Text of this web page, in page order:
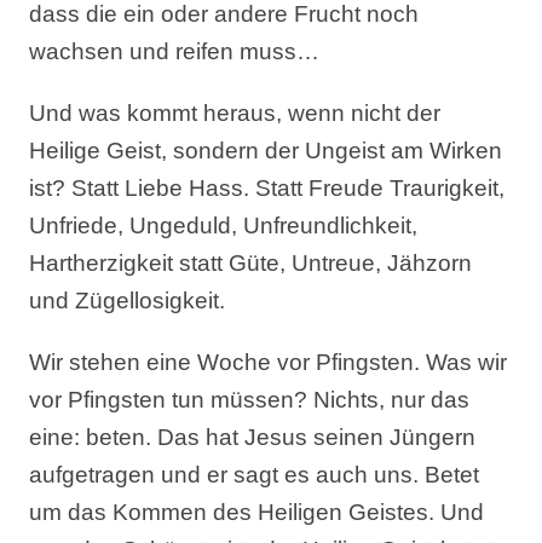
dass die ein oder andere Frucht noch
wachsen und reifen muss…
Und was kommt heraus, wenn nicht der
Heilige Geist, sondern der Ungeist am Wirken
ist? Statt Liebe Hass. Statt Freude Traurigkeit,
Unfriede, Ungeduld, Unfreundlichkeit,
Hartherzigkeit statt Güte, Untreue, Jähzorn
und Zügellosigkeit.
Wir stehen eine Woche vor Pfingsten. Was wir
vor Pfingsten tun müssen? Nichts, nur das
eine: beten. Das hat Jesus seinen Jüngern
aufgetragen und er sagt es auch uns. Betet
um das Kommen des Heiligen Geistes. Und